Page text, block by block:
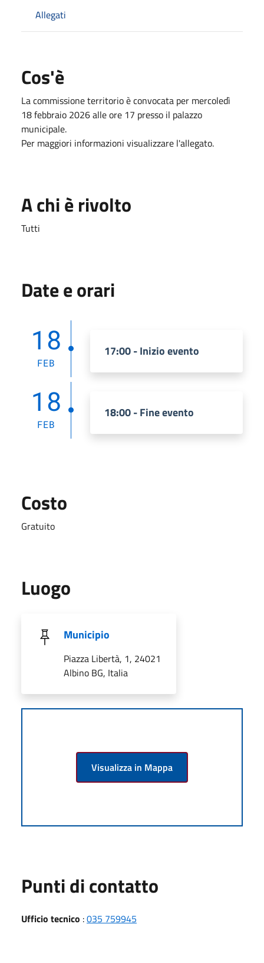
Allegati
Cos'è
La commissione territorio è convocata per mercoledì
18 febbraio 2026 alle ore 17 presso il palazzo
municipale.
Per maggiori informazioni visualizzare l'allegato.
A chi è rivolto
Tutti
Date e orari
18
FEB
17:00 - Inizio evento
18
FEB
18:00 - Fine evento
Costo
Gratuito
Luogo
Municipio
Piazza Libertà, 1, 24021
Albino BG, Italia
Visualizza in Mappa
Punti di contatto
Ufficio tecnico :035 759945